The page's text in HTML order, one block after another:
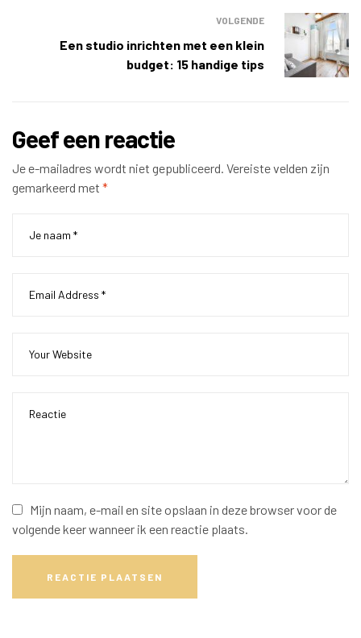
VOLGENDE
Een studio inrichten met een klein
budget: 15 handige tips
Geef een reactie
Je e-mailadres wordt niet gepubliceerd. Vereiste velden zijn
gemarkeerd met *
Mijn naam, e-mail en site opslaan in deze browser voor de
volgende keer wanneer ik een reactie plaats.
REACTIE PLAATSEN